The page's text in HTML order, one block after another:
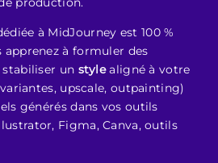
à MidJourney est 100 %
apprenez à formuler des
stabiliser un stylealigné à votre
upscale, outpainting)
générés dans vos outils
Figma, Canva, outils